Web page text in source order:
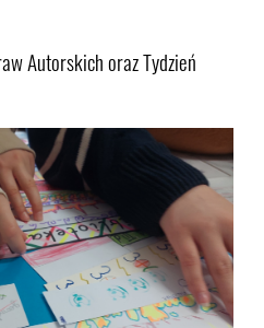
Autorskich oraz Tydzień